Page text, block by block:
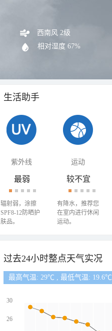
西南风 2级
相对湿度 67%
生活助手
紫外线 运动
最弱
辐射弱，涂擦
SPF8-12防晒护
肤品。
较不宜
有降水，推荐您
在室内进行休闲
运动。
过去24小时整点天气实况
最高气温: 29℃ , 最低气温: 19.6℃
30
26